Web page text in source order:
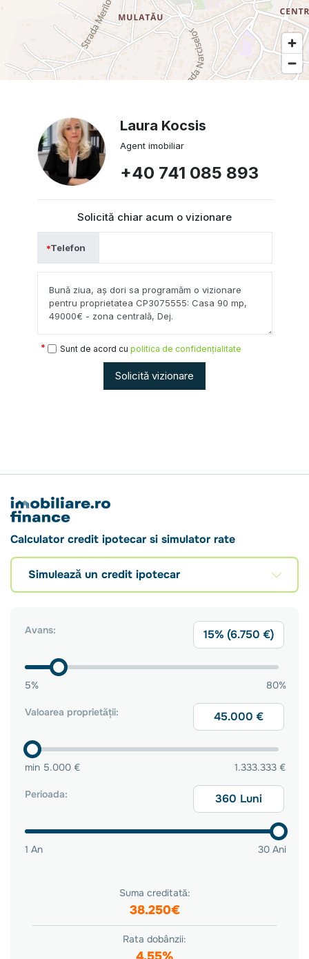
Laura Kocsis
Agent imobiliar
+40 741 085 893
Solicită chiar acum o vizionare
Telefon
Sunt de acord cu politica de confidențialitate
Solicită vizionare